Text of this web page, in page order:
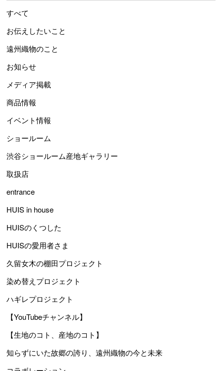
すべて
お伝えしたいこと
遠州織物のこと
お知らせ
メディア掲載
商品情報
イベント情報
ショールーム
渋谷ショールーム産地ギャラリー
取扱店
entrance
HUIS in house
HUISのくつした
HUISの愛用者さま
久留女木の棚田プロジェクト
染め替えプロジェクト
ハギレプロジェクト
【YouTubeチャンネル】
【生地のコト、産地のコト】
知らずにいた故郷の誇り、遠州織物の今と未来